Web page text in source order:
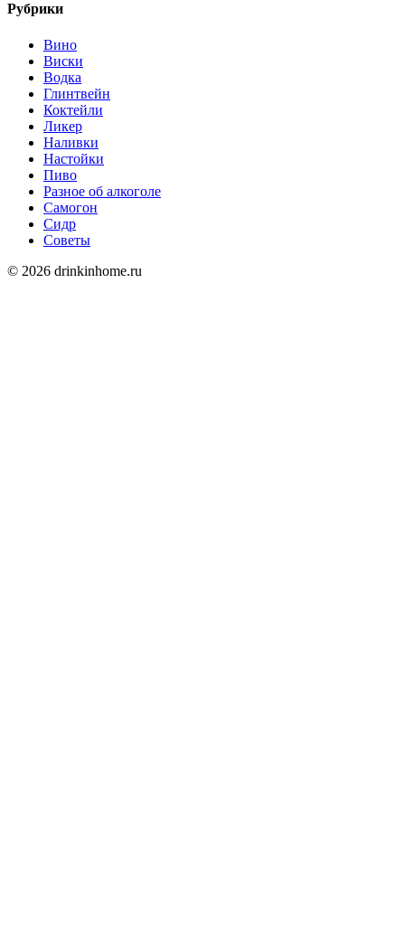
Рубрики
Вино
Виски
Водка
Глинтвейн
Коктейли
Ликер
Наливки
Настойки
Пиво
Разное об алкоголе
Самогон
Сидр
Советы
© 2026 drinkinhome.ru